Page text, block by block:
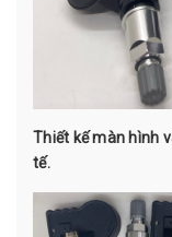
Thiết kế màn hình
tế.